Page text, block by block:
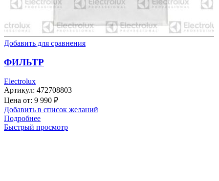
Добавить для сравнения
ФИЛЬТР
Electrolux
Артикул: 472708803
Цена от: 9 990 ₽
Добавить в список желаний
Подробнее
Быстрый просмотр